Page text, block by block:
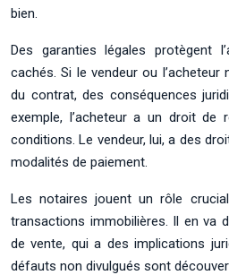
bien.
Des garanties légales protègent
cachés. Si le vendeur ou
du contrat, des conséquences
exemple, l’acheteur a un droit de
conditions. Le vendeur, lui, a des
modalités de paiement.
Les notaires jouent un rôle
transactions immobilières. Il en va
de vente, qui a des implications
défauts non divulgués sont